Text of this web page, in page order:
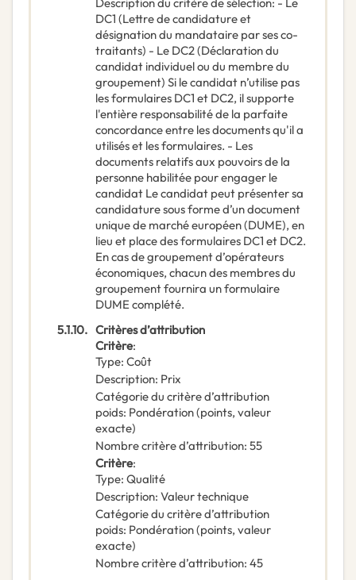
DC1 (Lettre de candidature et
désignation du mandataire par ses co-
traitants) - Le DC2 (Déclaration du
candidat individuel ou du membre du
groupement) Si le candidat n’utilise pas
les formulaires DC1 et DC2, il supporte
l'entière responsabilité de la parfaite
concordance entre les documents qu'il a
utilisés et les formulaires. - Les
documents relatifs aux pouvoirs de la
personne habilitée pour engager le
candidat Le candidat peut présenter sa
candidature sous forme d’un document
unique de marché européen (DUME), en
lieu et place des formulaires DC1 et DC2.
En cas de groupement d’opérateurs
économiques, chacun des membres du
groupement fournira un formulaire
DUME complété.
5.1.10. Critères d’attribution
Critère:
Type: Coût
Description: Prix
Catégorie du critère d’attribution
poids: Pondération (points, valeur
exacte)
Nombre critère d’attribution: 55
Critère:
Type: Qualité
Description: Valeur technique
Catégorie du critère d’attribution
poids: Pondération (points, valeur
exacte)
Nombre critère d’attribution: 45